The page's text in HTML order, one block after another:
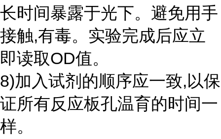
长时间暴露于光下。避免用手
接触,有毒。实验完成后应立
即读取OD值。
8)加入试剂的顺序应一致,以保
证所有反应板孔温育的时间一
样。